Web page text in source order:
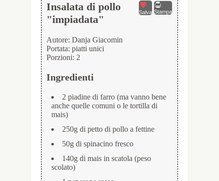
Salva Stampa
Insalata di pollo
"impiadata"
Autore: Danja Giacomin
Portata: piatti unici
Porzioni: 2
Ingredienti
2 piadine di farro (ma vanno bene
anche quelle comuni o le tortilla di
mais)
250g di petto di pollo a fettine
50g di spinacino fresco
140g di mais in scatola (peso
scolato)